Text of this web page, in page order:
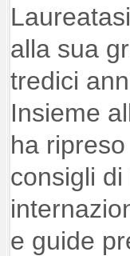
alla sua
tredici
Insieme
ha
consigli
e guide